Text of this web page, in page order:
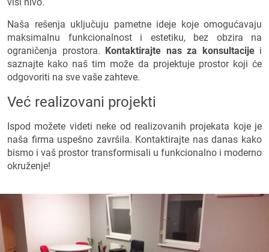
Naša rešenja uključuju pametne ideje koje omogućavaju
maksimalnu funkcionalnost i estetiku, bez obzira na
ograničenja prostora. Kontaktirajte nas za konsultacijei
saznajte kako naš tim može da projektuje prostor koji će
odgovoriti na sve vaše zahteve.
Već realizovani projekti
Ispod možete videti neke od realizovanih projekata koje je
naša firma uspešno završila. Kontaktirajte nas danas kako
bismo i vaš prostor transformisali u funkcionalno i moderno
okruženje!
Gsigma opremanje i uređenje
kancelarije